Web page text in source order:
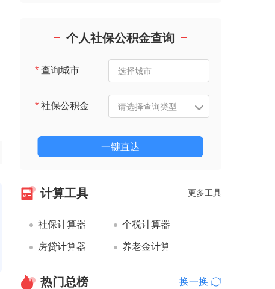
个人社保公积金查询
*查询城市
*社保公积金
一键直达
计算工具 更多工具
社保计算器 个税计算器
房贷计算器 养老金计算
热门总榜 换一换